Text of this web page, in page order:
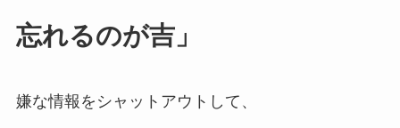
忘れるのが吉」
嫌な情報をシャットアウトして、